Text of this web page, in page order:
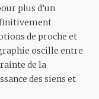
plus d’un
de proche et
oscille entre
de la
des siens et